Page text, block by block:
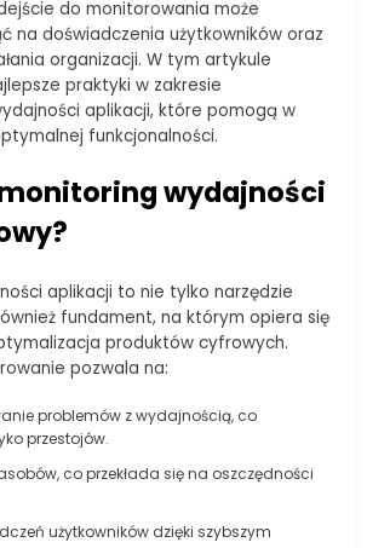
do monitorowania może
na doświadczenia użytkowników oraz
organizacji. W tym artykule
praktyki w zakresie
aplikacji, które pomogą w
funkcjonalności.
wydajności
aplikacji to nie tylko narzędzie
fundament, na którym opiera się
produktów cyfrowych.
pozwala na:
problemów z wydajnością, co
przestojów.
co przekłada się na oszczędności
użytkowników dzięki szybszym